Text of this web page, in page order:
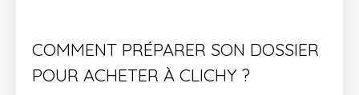
COMMENT PRÉPARER SON DOSSIER
POUR ACHETER À CLICHY ?